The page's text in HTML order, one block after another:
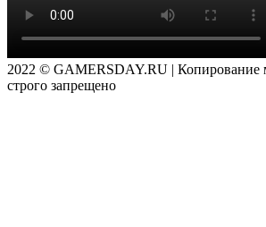
2022 © GAMERSDAY.RU | Копирование
строго запрещено